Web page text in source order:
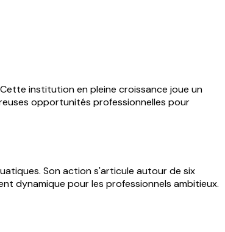
institution en pleine croissance joue un
opportunités professionnelles pour
Son action s'articule autour de six
dynamique pour les professionnels ambitieux.